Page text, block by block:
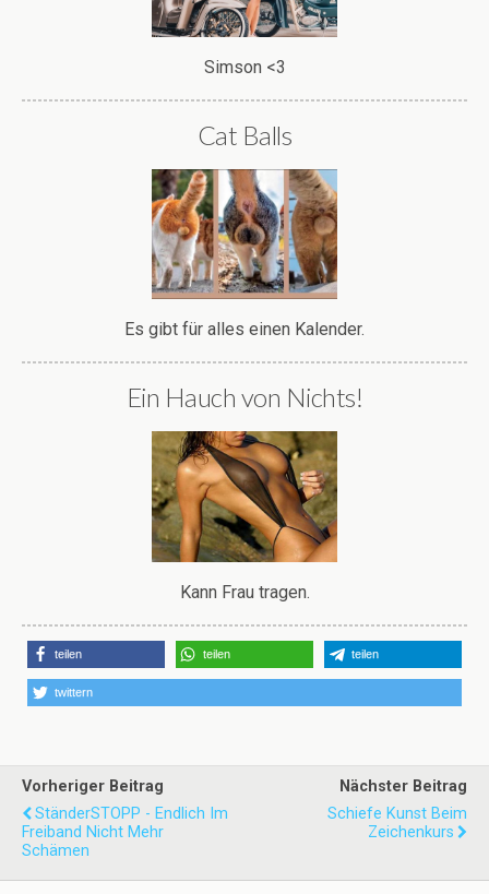
Simson <3
Cat Balls
Es gibt für alles einen Kalender.
Ein Hauch von Nichts!
Kann Frau tragen.
teilen teilen teilen
twittern
Vorheriger Beitrag
StänderSTOPP - Endlich Im
Freiband Nicht Mehr
Schämen
Nächster Beitrag
Schiefe Kunst Beim
Zeichenkurs